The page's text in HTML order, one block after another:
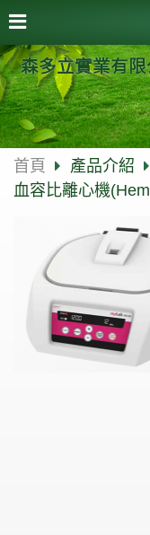
森多立實業有限
首頁 產品介紹
血容比離心機